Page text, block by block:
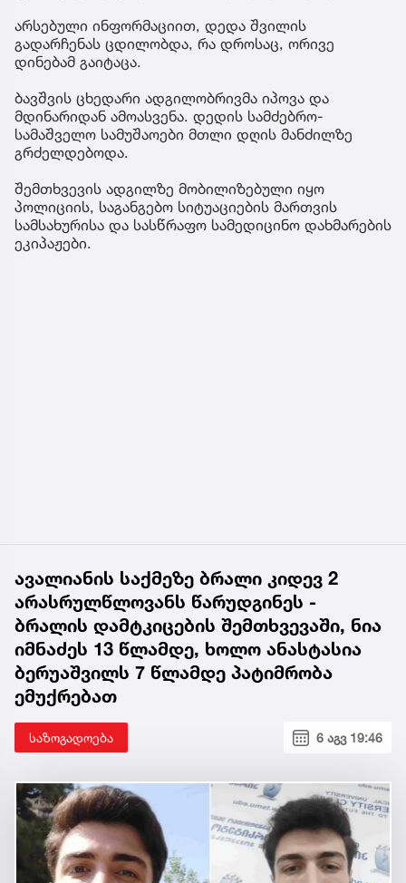
არსებული ინფორმაციით, დედა შვილის
გადარჩენას ცდილობდა, რა დროსაც, ორივე
დინებამ გაიტაცა.
ბავშვის ცხედარი ადგილობრივმა იპოვა და
მდინარიდან ამოასვენა. დედის სამძებრო-
სამაშველო სამუშაოები მთლი დღის მანძილზე
გრძელდებოდა.
შემთხვევის ადგილზე მობილიზებული იყო
პოლიციის, საგანგებო სიტუაციების მართვის
სამსახურისა და სასწრაფო სამედიცინო დახმარების
ეკიპაჟები.
ავალიანის საქმეზე ბრალი კიდევ 2
არასრულწლოვანს წარუდგინეს -
ბრალის დამტკიცების შემთხვევაში, ნია
იმნაძეს 13 წლამდე, ხოლო ანასტასია
ბერუაშვილს 7 წლამდე პატიმრობა
ემუქრებათ
საზოგადოება 6 აგვ 19:46